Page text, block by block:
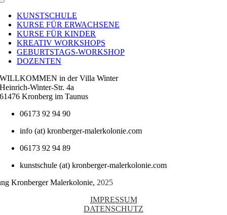
Toggle
NavigationKUNSTSCHULE
KURSE FÜR ERWACHSENE
KURSE FÜR KINDER
KREATIV WORKSHOPS
GEBURTSTAGS-WORKSHOP
DOZENTEN
WILLKOMMEN in der Villa Winter
Heinrich-Winter-Str. 4a
61476 Kronberg im Taunus
06173 92 94 90
info (at) kronberger-malerkolonie.com
06173 92 94 89
kunstschule (at) kronberger-malerkolonie.com
Kronberger Malerkolonie, 2025
IMPRESSUM
DATENSCHUTZ